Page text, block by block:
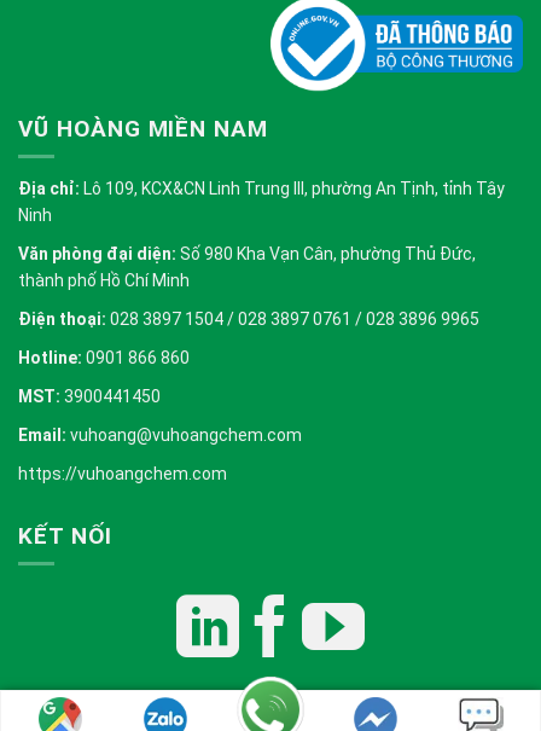
VŨ HOÀNG MIỀN NAM
Địa chỉ: Lô 109, KCX&CN Linh Trung III, phường An Tịnh, tỉnh Tây
Ninh
Văn phòng đại diện: Số 980 Kha Vạn Cân, phường Thủ Đức,
thành phố Hồ Chí Minh
Điện thoại: 028 3897 1504 / 028 3897 0761 / 028 3896 9965
Hotline: 0901 866 860
MST: 3900441450
Email: vuhoang@vuhoangchem.com
https://vuhoangchem.com
KẾT NỐI